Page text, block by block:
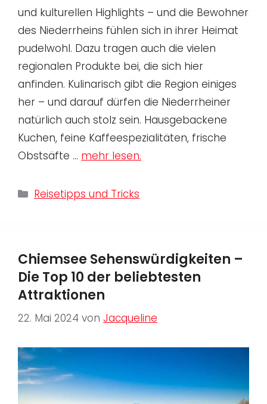
und kulturellen Highlights – und die Bewohner
des Niederrheins fühlen sich in ihrer Heimat
pudelwohl. Dazu tragen auch die vielen
regionalen Produkte bei, die sich hier
anfinden. Kulinarisch gibt die Region einiges
her – und darauf dürfen die Niederrheiner
natürlich auch stolz sein. Hausgebackene
Kuchen, feine Kaffeespezialitäten, frische
Obstsäfte … mehr lesen.
Kategorien
Reisetipps und Tricks
Chiemsee Sehenswürdigkeiten –
Die Top 10 der beliebtesten
Attraktionen
22. Mai 2024 von Jacqueline